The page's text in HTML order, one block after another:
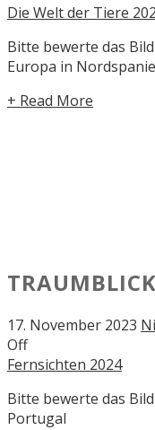
Die Welt der Tiere
Bitte bewerte das
Europa in
+ Read More
TRAUMBLICK
17. November 2023
Off
Fernsichten 2024
Bitte bewerte das
Portugal